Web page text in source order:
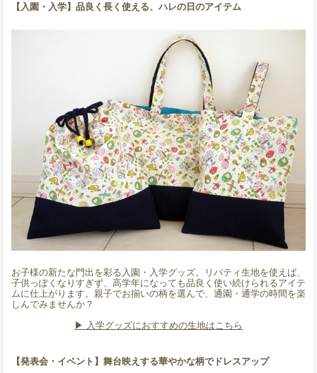
【入園・入学】品良く長く使える、ハレの日のアイテム
お子様の新たな門出を彩る入園・入学グッズ。リバティ生地を使えば、
子供っぽくなりすぎず、高学年になっても品良く使い続けられるアイテ
ムに仕上がります。親子でお揃いの柄を選んで、通園・通学の時間を楽
しんでみませんか？
▶︎ 入学グッズにおすすめの生地はこちら
【発表会・イベント】舞台映えする華やかな柄でドレスアップ